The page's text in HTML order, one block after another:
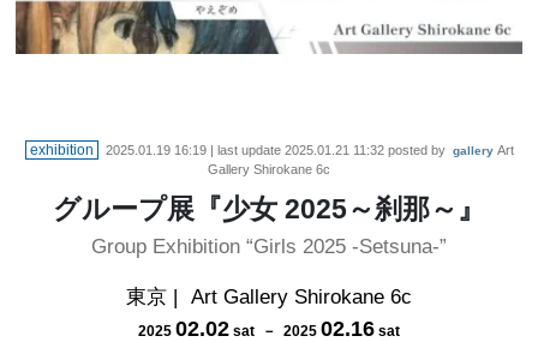
exhibition 2025.01.19 16:19| last update 2025.01.21 11:32posted by gallery Art
Gallery Shirokane 6c
グループ展『少女 2025～刹那～』
Group Exhibition “Girls 2025 -Setsuna-”
東京 | Art Gallery Shirokane 6c
2025 02.02 sat － 2025 02.16 sat